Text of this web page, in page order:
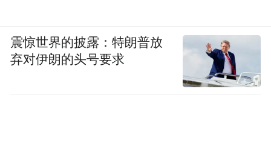
震惊世界的披露：特朗普放
弃对伊朗的头号要求